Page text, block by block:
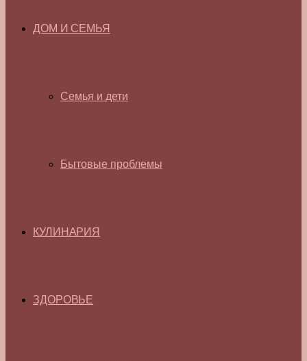
ДОМ И СЕМЬЯ
Семья и дети
Бытовые проблемы
КУЛИНАРИЯ
ЗДОРОВЬЕ